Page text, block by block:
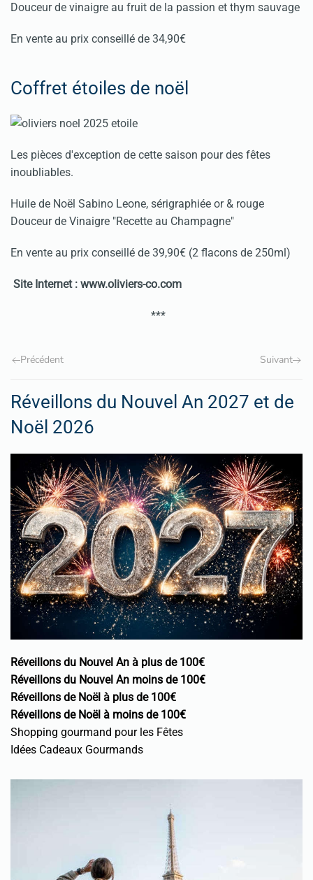
Douceur de vinaigre au fruit de la passion et thym sauvage
En vente au prix conseillé de 34,90€
Coffret étoiles de noël
Les pièces d'exception de cette saison pour des fêtes
inoubliables.
Huile de Noël Sabino Leone, sérigraphiée or & rouge
Douceur de Vinaigre "Recette au Champagne"
En vente au prix conseillé de 39,90€ (2 flacons de 250ml)
Site Internet : www.oliviers-co.com
***
Précédent Suivant
Réveillons du Nouvel An 2027 et de
Noël 2026
Réveillons du Nouvel An à plus de 100€
Réveillons du Nouvel An moins de 100€
Réveillons de Noël à plus de 100€
Réveillons de Noël à moins de 100€
Shopping gourmand pour les Fêtes
Idées Cadeaux Gourmands